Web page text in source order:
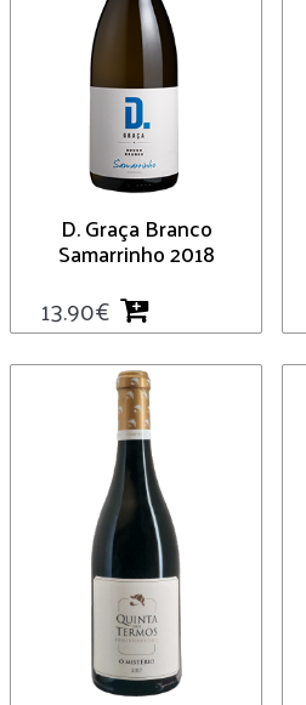
D. Graça Branco
Samarrinho 2018
13.90€